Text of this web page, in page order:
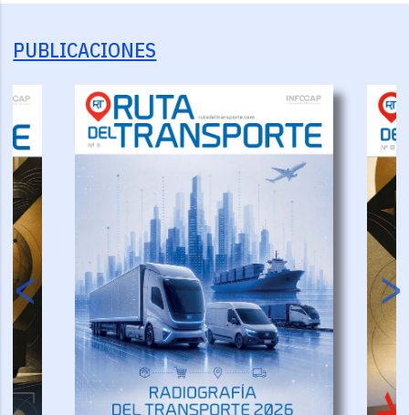
PUBLICACIONES